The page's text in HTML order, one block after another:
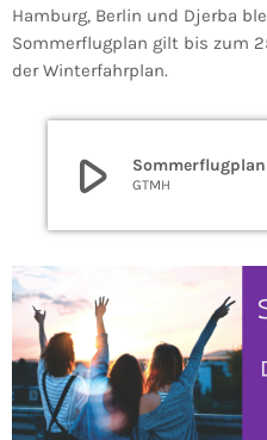
Hamburg, Berlin und Djerba
Sommerflugplan gilt bis zum
der Winterfahrplan.
play_arrow GTMH